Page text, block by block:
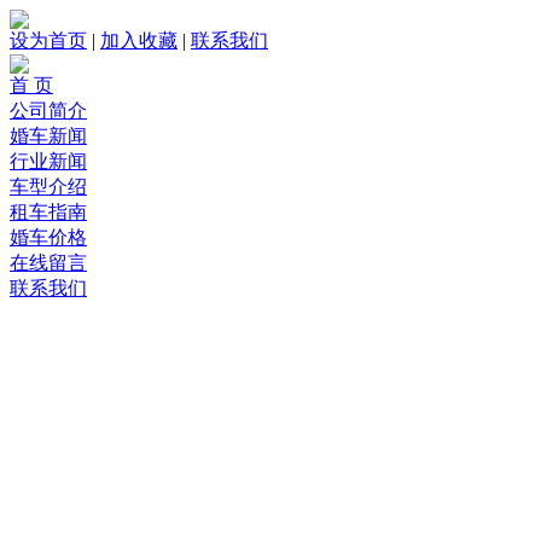
设为首页 | 加入收藏 | 联系我们
首 页
公司简介
婚车新闻
行业新闻
车型介绍
租车指南
婚车价格
在线留言
联系我们